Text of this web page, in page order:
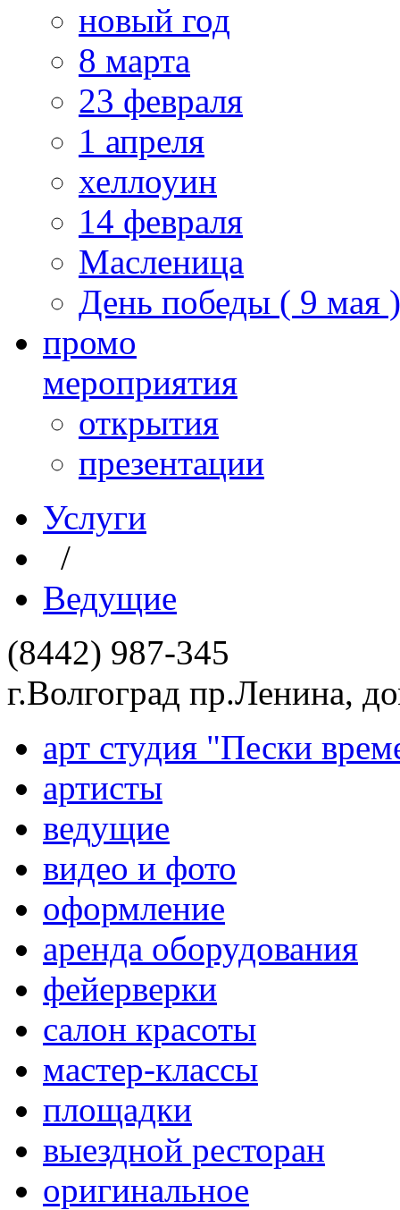
новый год
8 марта
23 февраля
1 апреля
хеллоуин
14 февраля
Масленица
День победы ( 9 мая )
промо
мероприятия
открытия
презентации
Услуги
/
Ведущие
(8442) 987-345
г.Волгоград пр.Ленина,
арт студия "Пески
артисты
ведущие
видео и фото
оформление
аренда оборудования
фейерверки
салон красоты
мастер-классы
площадки
выездной ресторан
оригинальное